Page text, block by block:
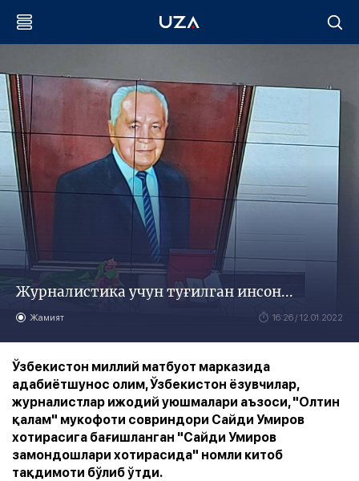
Журналистика учун туғилган инсон...
Жамият 16:26 / 12.01.2022
Ўзбекистон миллий матбуот марказида
адабиётшунос олим, Ўзбекистон ёзувчилар,
журналистлар ижодий уюшмалари аъзоси, "Олтин
қалам" мукофоти совриндори Сайди Умиров
хотирасига бағишланган "Сайди Умиров
замондошлари хотирасида" номли китоб
тақдимоти бўлиб ўтди.